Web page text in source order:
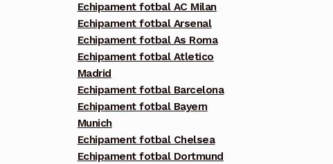
Echipament fotbal AC Milan
Echipament fotbal Arsenal
Echipament fotbal As Roma
Echipament fotbal Atletico
Madrid
Echipament fotbal Barcelona
Echipament fotbal Bayern
Munich
Echipament fotbal Chelsea
Echipament fotbal Dortmund